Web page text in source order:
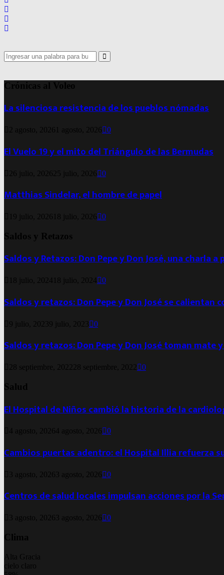
Search
for:
Search
Crónicas al Voleo
La silenciosa resistencia de los pueblos nómadas
2 agosto, 2026 1 agosto, 2026 0
El Vuelo 19 y el mito del Triángulo de las Bermudas
26 julio, 2026 25 julio, 2026 0
Matthias Sindelar, el hombre de papel
19 julio, 2026 18 julio, 2026 0
Saldos y Retazos
Saldos y Retazos: Don Pepe y Don José, una charla
18 julio, 2024 18 julio, 2024 0
Saldos y retazos: Don Pepe y Don José se calientan
9 julio, 20239 julio, 2023 0
Saldos y retazos: Don Pepe y Don José toman mate
28 septiembre, 2022 28 septiembre, 2022 0
Salud
El Hospital de Niños cambió la historia de la
4 agosto, 20264 agosto, 2026 0
Cambios puertas adentro: el Hospital Illia refuerza
3 agosto, 2026 3 agosto, 2026 0
Centros de salud locales impulsan acciones por la
3 agosto, 2026 3 agosto, 2026 0
Clima
Alta Gracia
cielo claro